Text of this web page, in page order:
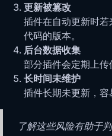
更新被篡改
插件在自动更新时
代码的版本。
后台数据收集
部分插件会定期上传
长时间未维护
插件长期未更新，容
了解这些风险有助于